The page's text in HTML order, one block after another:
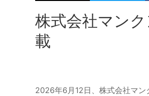
株式会社マン
載
2026年6月12日、株式会社マン